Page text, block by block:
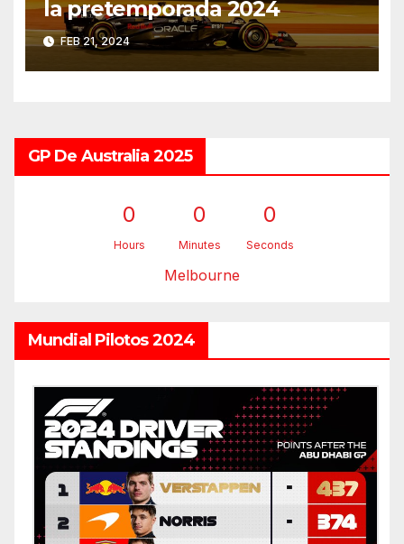
la pretemporada 2024
FEB 21, 2024
GP De Australia 2025
0
Hours
0
Minutes
0
Seconds
Melbourne
Mundial Pilotos 2024